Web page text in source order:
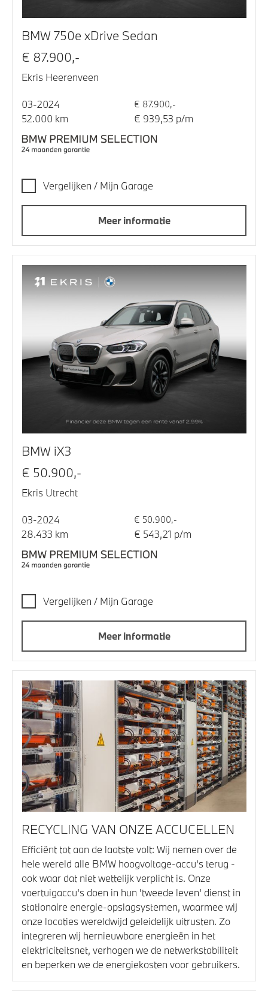
BMW 750e xDrive Sedan
€ 87.900,-
Ekris Heerenveen
03-2024 € 87.900,-
52.000 km € 939,53 p/m
Vergelijken / Mijn Garage
Meer informatie
BMW iX3
€ 50.900,-
Ekris Utrecht
03-2024 € 50.900,-
28.433 km € 543,21 p/m
Vergelijken / Mijn Garage
Meer informatie
RECYCLING VAN ONZE ACCUCELLEN
Efficiënt tot aan de laatste volt: Wij nemen over de
hele wereld alle BMW hoogvoltage-accu's terug -
ook waar dat niet wettelijk verplicht is. Onze
voertuigaccu's doen in hun 'tweede leven' dienst in
stationaire energie-opslagsystemen, waarmee wij
onze locaties wereldwijd geleidelijk uitrusten. Zo
integreren wij hernieuwbare energieën in het
elektriciteitsnet, verhogen we de netwerkstabiliteit
en beperken we de energiekosten voor gebruikers.